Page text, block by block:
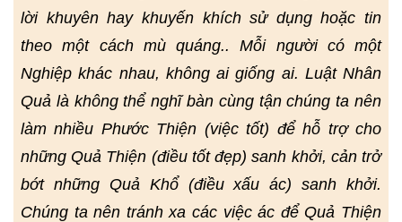
lời khuyên hay khuyến khích sử dụng hoặc tin
theo một cách mù quáng.. Mỗi người có một
Nghiệp khác nhau, không ai giống ai. Luật Nhân
Quả là không thể nghĩ bàn cùng tận chúng ta nên
làm nhiều Phước Thiện (việc tốt) để hỗ trợ cho
những Quả Thiện (điều tốt đẹp) sanh khởi, cản trở
bớt những Quả Khổ (điều xấu ác) sanh khởi.
Chúng ta nên tránh xa các việc ác để Quả Thiện